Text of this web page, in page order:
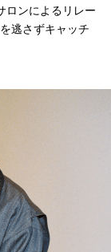
ロンによるリレー
逃さずキャッチ